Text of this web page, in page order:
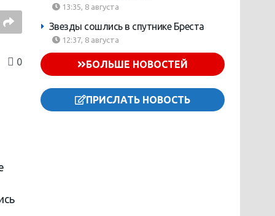
0
13:35, 8 августа
Звезды сошлись в спутнике Бреста
12:37, 8 августа
БОЛЬШЕ НОВОСТЕЙ
ПРИСЛАТЬ НОВОСТЬ